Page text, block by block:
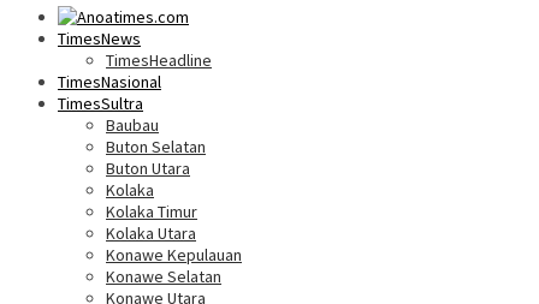
TimesNews
TimesHeadline
TimesNasional
TimesSultra
Baubau
Buton Selatan
Buton Utara
Kolaka
Kolaka Timur
Kolaka Utara
Konawe Kepulauan
Konawe Selatan
Konawe Utara